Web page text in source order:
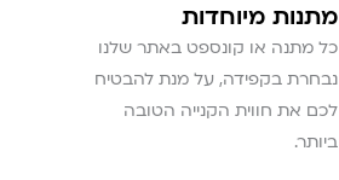
מתנות מיוחדות
כל מתנה או קונספט באתר שלנו
נבחרת בקפידה, על מנת להבטיח
לכם את חווית הקנייה הטובה
ביותר.